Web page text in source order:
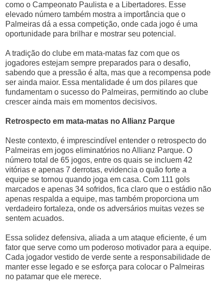
como o Campeonato Paulista e a Libertadores. Esse
elevado número também mostra a importância que o
Palmeiras dá a essa competição, onde cada jogo é uma
oportunidade para brilhar e mostrar seu potencial.
A tradição do clube em mata-matas faz com que os
jogadores estejam sempre preparados para o desafio,
sabendo que a pressão é alta, mas que a recompensa pode
ser ainda maior. Essa mentalidade é um dos pilares que
fundamentam o sucesso do Palmeiras, permitindo ao clube
crescer ainda mais em momentos decisivos.
Retrospecto em mata-matas no Allianz Parque
Neste contexto, é imprescindível entender o retrospecto do
Palmeiras em jogos eliminatórios no Allianz Parque. O
número total de 65 jogos, entre os quais se incluem 42
vitórias e apenas 7 derrotas, evidencia o quão forte a
equipe se tornou quando joga em casa. Com 111 gols
marcados e apenas 34 sofridos, fica claro que o estádio não
apenas respalda a equipe, mas também proporciona um
verdadeiro fortaleza, onde os adversários muitas vezes se
sentem acuados.
Essa solidez defensiva, aliada a um ataque eficiente, é um
fator que serve como um poderoso motivador para a equipe.
Cada jogador vestido de verde sente a responsabilidade de
manter esse legado e se esforça para colocar o Palmeiras
no patamar que ele merece.